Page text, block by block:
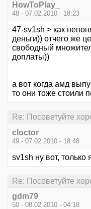
HowToPlay_
48 - 07.02.2010 - 18:23
47-sv1sh > как
деньги)) отчего же
свободный
доплаты))
а вот когда амд
то они тоже стоили
Re: Посоветуйте
cloctor
49 - 07.02.2010 - 18:48
sv1sh ну вот, только
Re: Посоветуйте
gdm79
50 - 08.02.2010 - 04:18